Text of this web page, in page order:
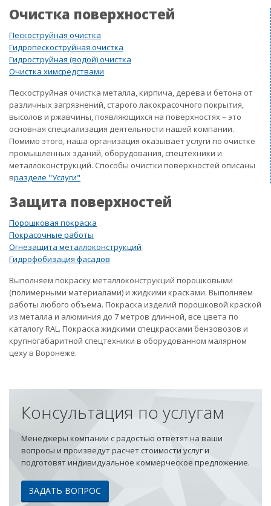
Очистка поверхностей
Пескоструйная очистка
Гидропескоструйная очистка
Гидроструйная (водой) очистка
Очистка химсредствами
Пескоструйная очистка металла, кирпича, дерева и бетона от
различных загрязнений, старого лакокрасочного покрытия,
высолов и ржавчины, появляющихся на поверхностях – это
основная специализация деятельности нашей компании.
Помимо этого, наша организация оказывает услуги по очистке
промышленных зданий, оборудования, спецтехники и
металлоконструкций. Способы очистки поверхностей описаны
вразделе "Услуги"
Защита поверхностей
Порошковая покраска
Покрасочные работы
Огнезащита металлоконструкций
Гидрофобизация фасадов
Выполняем покраску металлоконструкций порошковыми
(полимерными материалами) и жидкими красками. Выполняем
работы любого объема. Покраска изделий порошковой краской
из металла и алюминия до 7 метров длинной, все цвета по
каталогу RAL. Покраска жидкими спецкрасками бензовозов и
крупногабаритной спецтехники в оборудованном малярном
цеху в Воронеже.
Консультация по услугам
Менеджеры компании с радостью ответят на ваши
вопросы и произведут расчет стоимости услуг и
подготовят индивидуальное коммерческое предложение.
ЗАДАТЬ ВОПРОС